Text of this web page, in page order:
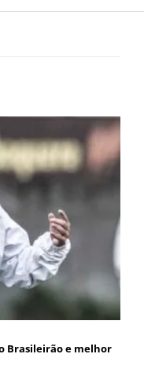
Brasileirão e melhor